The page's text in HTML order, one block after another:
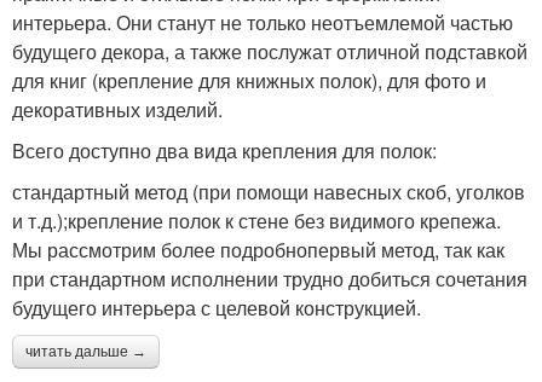
интерьера. Они станут не только неотъемлемой частью
будущего декора, а также послужат отличной подставкой
для книг (крепление для книжных полок), для фото и
декоративных изделий.
Всего доступно два вида крепления для полок:
стандартный метод (при помощи навесных скоб, уголков
и т.д.);крепление полок к стене без видимого крепежа.
Мы рассмотрим более подробнопервый метод, так как
при стандартном исполнении трудно добиться сочетания
будущего интерьера с целевой конструкцией.
читать дальше →